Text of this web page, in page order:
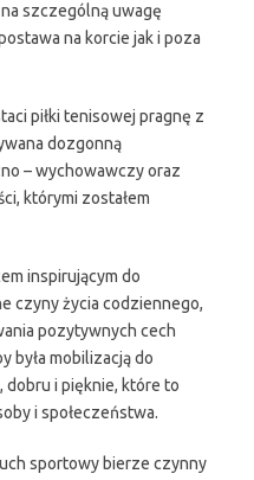
szczególną uwagę
na korcie jak i poza
piłki tenisowej pragnę z
dozgonną
– wychowawczy oraz
którymi zostałem
inspirującym do
czyny życia codziennego,
pozytywnych cech
była mobilizacją do
i pięknie, które to
i społeczeństwa.
sportowy bierze czynny